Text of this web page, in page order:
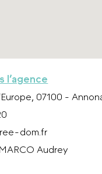
l’agence
07100 -
dom.fr
Audrey